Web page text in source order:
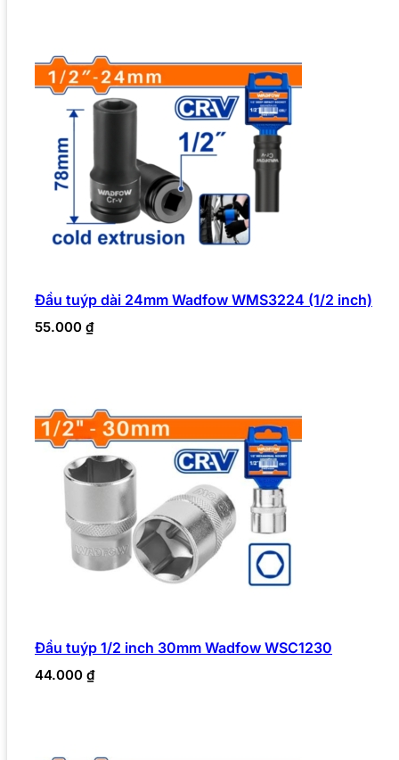
Đầu tuýp dài 24mm Wadfow WMS3224 (1/2 inch)
55.000 ₫
Đầu tuýp 1/2 inch 30mm Wadfow WSC1230
44.000 ₫